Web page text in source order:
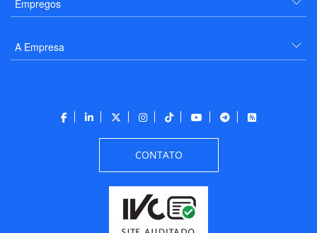
Empregos
A Empresa
CONTATO